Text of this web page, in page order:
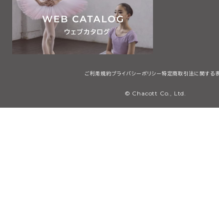
ご利用規約プライバシーポリシー 特定商取引法に関する
© Chacott Co., Ltd.